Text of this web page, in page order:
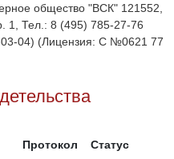
общество "ВСК" 121552,
1, Тел.: 8 (495) 785-27-76
04) (Лицензия: С №0621 77
Протокол Статус